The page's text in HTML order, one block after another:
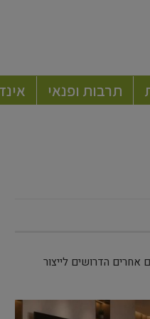
תרבות ופנאי
אחרים הדרושים לייצור